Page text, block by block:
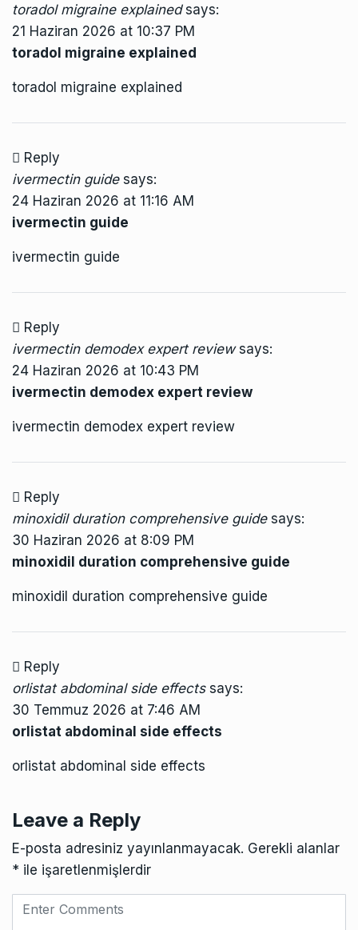
toradol migraine explained says:
21 Haziran 2026 at 10:37 PM
toradol migraine explained
toradol migraine explained
Reply
ivermectin guide says:
24 Haziran 2026 at 11:16 AM
ivermectin guide
ivermectin guide
Reply
ivermectin demodex expert review says:
24 Haziran 2026 at 10:43 PM
ivermectin demodex expert review
ivermectin demodex expert review
Reply
minoxidil duration comprehensive guide says:
30 Haziran 2026 at 8:09 PM
minoxidil duration comprehensive guide
minoxidil duration comprehensive guide
Reply
orlistat abdominal side effects says:
30 Temmuz 2026 at 7:46 AM
orlistat abdominal side effects
orlistat abdominal side effects
Leave a Reply
E-posta adresiniz yayınlanmayacak. Gerekli alanlar
* ile işaretlenmişlerdir